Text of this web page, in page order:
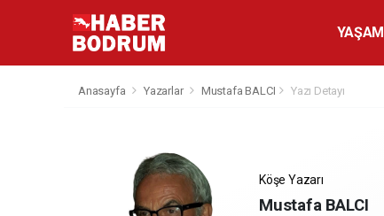
YAŞAM
Anasayfa Yazarlar Mustafa BALCI Yazı Detayı
Köşe Yazarı
Mustafa BALCI